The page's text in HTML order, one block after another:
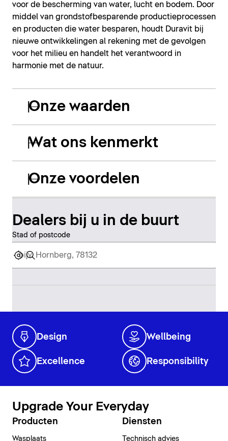
voor de bescherming van water, lucht en bodem. Door
middel van grondstofbesparende productieprocessen
en producten die water besparen, houdt Duravit bij
nieuwe ontwikkelingen al rekening met de gevolgen
voor het milieu en handelt het verantwoord in
harmonie met de natuur.
Onze waarden
Wat ons kenmerkt
Onze voordelen
Dealers bij u in de buurt
Stad of postcode
Design Wellbeing
Excellence Responsibility
Upgrade Your Everyday
Producten
Wasplaats
Diensten
Technisch advies